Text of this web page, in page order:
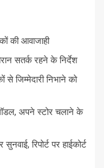
की आवाजाही
सतर्क रहने के निर्देश
से जिम्मेदारी निभाने को
अपने स्टोर चलाने के
सुनवाई, रिपोर्ट पर हाईकोर्ट